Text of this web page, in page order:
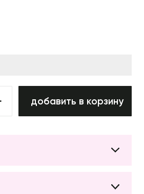
добавить в корзину